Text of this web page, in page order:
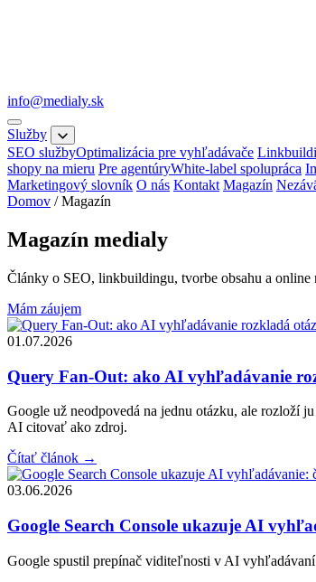
info@medialy.sk
Služby
SEO službyOptimalizácia pre vyhľadávače
shopy na mieru Pre agentúryWhite-label spolupráca
Marketingový slovník O nás Kontakt Magazín
Domov /Magazín
Magazín medialy
Články o SEO, linkbuildingu, tvorbe obsahu a online
Mám záujem
01.07.2026
Query Fan-Out: ako AI vyhľadávanie
Google už neodpovedá na jednu otázku, ale rozloží
AI citovať ako zdroj.
Čítať článok →
03.06.2026
Google Search Console ukazuje AI
Google spustil prepínač viditeľnosti v AI